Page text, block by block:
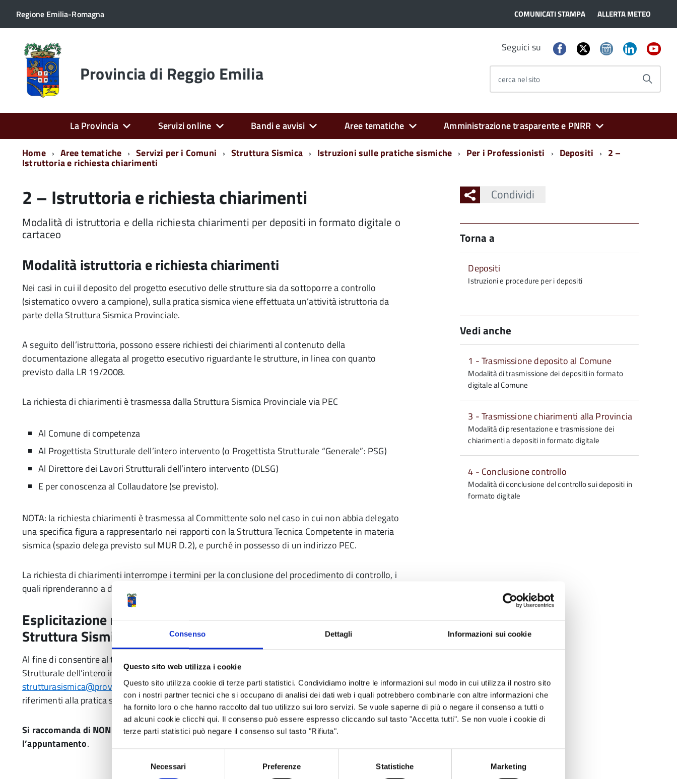
Consenso Dettagli Informazioni sui cookie
Questo sito web utilizza i cookie
Questo sito utilizza cookie di terze parti statistici. Condividiamo inoltre le informazioni sul modo in cui utilizza il nostro sito
con i nostri partner tecnici che si occupano di analisi dei dati web i quali potrebbero combinarle con altre informazioni che
ha fornito loro o che hanno raccolto dal tuo utilizzo sui loro servizi. Se vuole saperne di più o negare il consenso a tutti o
ad alcuni cookie clicchi qui. Il consenso può essere espresso cliccando sul tasto "Accetta tutti". Se non vuole i cookie di
terze parti statistici può negare il consenso sul tasto "Rifiuta".
Necessari Preferenze Statistiche Marketing
Regione Emilia-Romagna COMUNICATI STAMPA ALLERTA METEO
Torna
alla
home
page Provincia di Reggio Emilia
Seguici su
cerca nel sito
La Provincia Servizi online Bandi e avvisi Aree tematiche
Amministrazione trasparente e PNRR
Home
Aree tematiche Servizi per i Comuni Struttura Sismica Istruzioni sulle pratiche sismiche Per i Professionisti Depositi 2 –
Istruttoria e richiesta chiarimenti
2 – Istruttoria e richiesta chiarimenti
Modalità di istruttoria e della richiesta chiarimenti per depositi in formato digitale o
cartaceo
Modalità istruttoria e richiesta chiarimenti
Nei casi in cui il deposito del progetto esecutivo delle strutture sia da sottoporre a controllo
(sistematico ovvero a campione), sulla pratica sismica viene effettuata un’attività istruttoria da
parte della Struttura Sismica Provinciale.
A seguito dell’istruttoria, possono essere richiesti dei chiarimenti al contenuto della
documentazione allegata al progetto esecutivo riguardante le strutture, in linea con quanto
previsto dalla LR 19/2008.
La richiesta di chiarimenti è trasmessa dalla Struttura Sismica Provinciale via PEC
Al Comune di competenza
Al Progettista Strutturale dell’intero intervento (o Progettista Strutturale “Generale”: PSG)
Al Direttore dei Lavori Strutturali dell’intero intervento (DLSG)
E per conoscenza al Collaudatore (se previsto).
NOTA: la richiesta chiarimenti è trasmessa al Committente solo nel caso in cui non abbia delegato
una specifica figura a rappresentarlo nei rapporti con la Struttura Tecnica Competente in materia
sismica (spazio delega previsto sul MUR D.2), e purché in possesso di un indirizzo PEC.
La richiesta di chiarimenti interrompe i termini per la conclusione del procedimento di controllo, i
quali riprenderanno a decorrere per intero dal ricevimento della documentazione richiesta.
Esplicitazione richiesta chiarimenti (appuntamento con la
Struttura Sismica)
Al fine di consentire al tecnico istruttore l’esplicitazione dei chiarimenti richiesti, il Progettista
Strutturale dell’intero intervento (PSG) dovrà concordare con la Struttura Sismica (scrivendo a
strutturasismica@provincia.re.it) un appuntamentotelefonico, specificando nella mail i
riferimenti alla pratica sismica.
Si raccomanda di NON di utilizzare l’indirizzo PEC della Provincia per concordare
l’appuntamento.
Condividi
Torna a
Depositi
Istruzioni e procedure per i depositi
Vedi anche
1 - Trasmissione deposito al Comune
Modalità di trasmissione dei depositi in formato
digitale al Comune
3 - Trasmissione chiarimenti alla Provincia
Modalità di presentazione e trasmissione dei
chiarimenti a depositi in formato digitale
4 - Conclusione controllo
Modalità di conclusione del controllo sui depositi in
formato digitale